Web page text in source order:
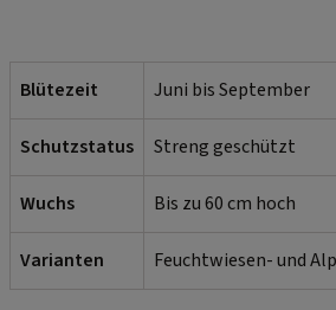
Blütezeit Juni bis September
Schutzstatus Streng geschützt
Wuchs Bis zu 60 cm hoch
Varianten Feuchtwiesen- und